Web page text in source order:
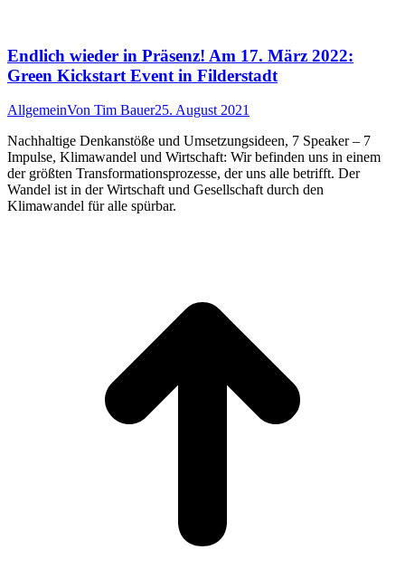
Endlich wieder in Präsenz! Am 17. März 2022:
Green Kickstart Event in Filderstadt
AllgemeinVon Tim Bauer25. August 2021
Nachhaltige Denkanstöße und Umsetzungsideen, 7 Speaker – 7
Impulse, Klimawandel und Wirtschaft: Wir befinden uns in einem
der größten Transformationsprozesse, der uns alle betrifft. Der
Wandel ist in der Wirtschaft und Gesellschaft durch den
Klimawandel für alle spürbar.